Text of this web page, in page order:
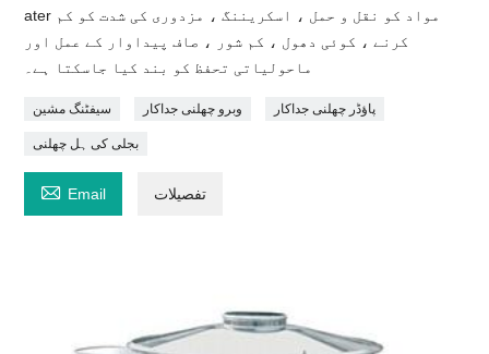
ater مواد کو نقل و حمل ، اسکریننگ ، مزدوری کی شدت کو کم
کرنے ، کوئی دھول ، کم شور ، صاف پیداوار کے عمل اور
ماحولیاتی تحفظ کو بند کیا جاسکتا ہے۔
سیفٹنگ مشین وبرو چھلنی جداکار پاؤڈر چھلنی جداکار
بجلی کی ہل چھلنی
 Email تفصیلات